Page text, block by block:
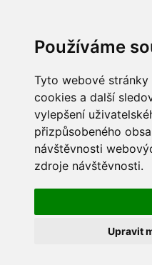
Používáme
Tyto webové
cookies a další
vylepšení
přizpůsobeného
návštěvnosti
zdroje návštěvnosti.
Upravit